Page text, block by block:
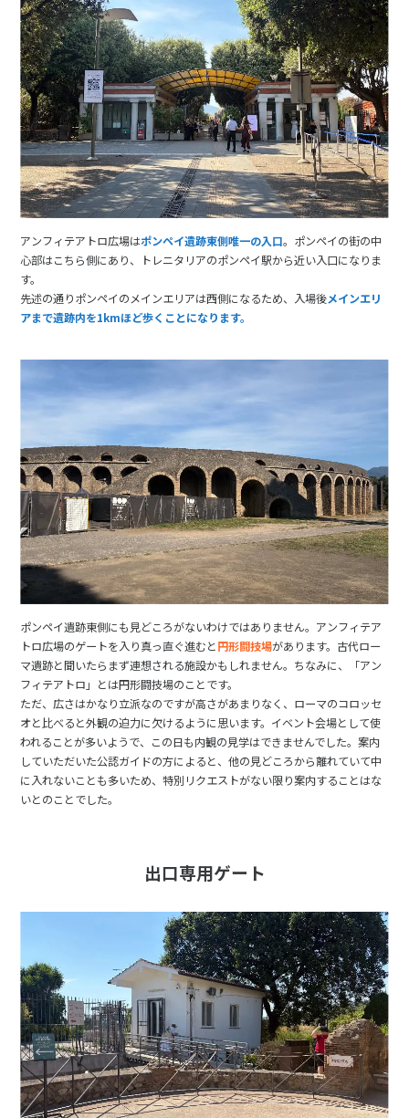
アンフィテアトロ広場はポンペイ遺跡東側唯一の入口。ポンペイの街の中
心部はこちら側にあり、トレニタリアのポンペイ駅から近い入口になりま
す。
先述の通りポンペイのメインエリアは西側になるため、入場後メインエリ
アまで遺跡内を1kmほど歩くことになります。
ポンペイ遺跡東側にも見どころがないわけではありません。アンフィテア
トロ広場のゲートを入り真っ直ぐ進むと円形闘技場があります。古代ロー
マ遺跡と聞いたらまず連想される施設かもしれません。ちなみに、「アン
フィテアトロ」とは円形闘技場のことです。
ただ、広さはかなり立派なのですが高さがあまりなく、ローマのコロッセ
オと比べると外観の迫力に欠けるように思います。イベント会場として使
われることが多いようで、この日も内観の見学はできませんでした。案内
していただいた公認ガイドの方によると、他の見どころから離れていて中
に入れないことも多いため、特別リクエストがない限り案内することはな
いとのことでした。
出口専用ゲート